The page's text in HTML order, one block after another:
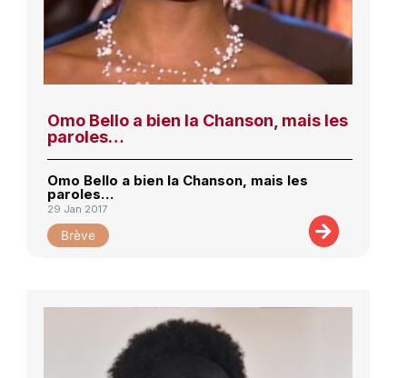
Omo Bello a bien la Chanson, mais les
paroles…
Omo Bello a bien la Chanson, mais les
paroles…
29 Jan 2017
Brève